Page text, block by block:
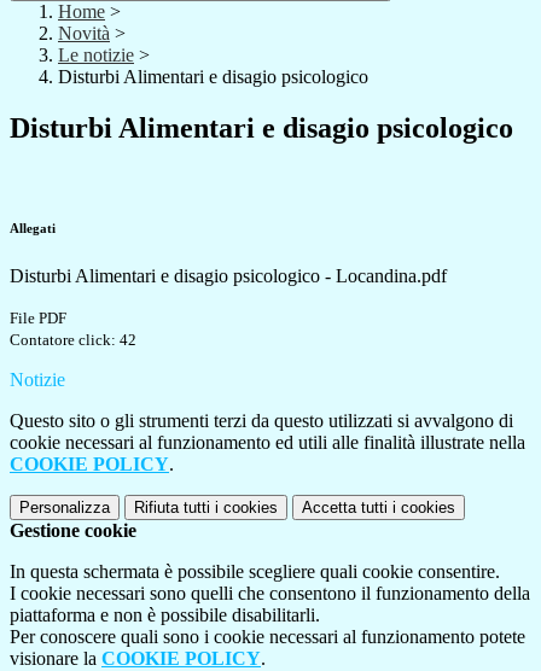
Home >
Novità >
Le notizie >
Disturbi Alimentari e disagio psicologico
Disturbi Alimentari e disagio psicologico
Allegati
Disturbi Alimentari e disagio psicologico - Locandina.pdf
File PDF
Contatore click: 42
Notizie
Questo sito o gli strumenti terzi da questo utilizzati si avvalgono di
cookie necessari al funzionamento ed utili alle finalità illustrate nella
COOKIE POLICY.
Personalizza Rifiuta tutti i cookies Accetta tutti i cookies
Gestione cookie
In questa schermata è possibile scegliere quali cookie consentire.
I cookie necessari sono quelli che consentono il funzionamento della
piattaforma e non è possibile disabilitarli.
Per conoscere quali sono i cookie necessari al funzionamento potete
visionare la COOKIE POLICY.